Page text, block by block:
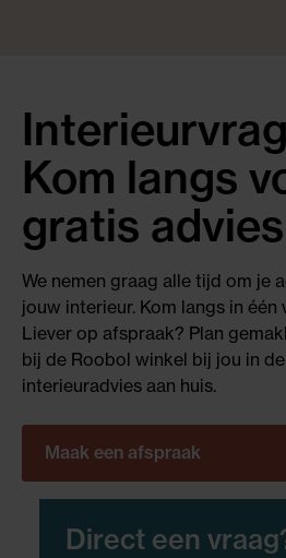
Kom langs
gratis advies
We nemen graag alle tijd om je
jouw interieur. Kom langs in één
Liever op afspraak? Plan
bij de Roobol winkel bij jou in
interieuradvies aan huis.
Maak een afspraak
Direct een